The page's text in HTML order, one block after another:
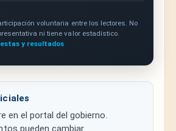
voluntaria entre los lectores. No
ni tiene valor estadístico.
y resultados
en el portal del gobierno.
pueden cambiar.